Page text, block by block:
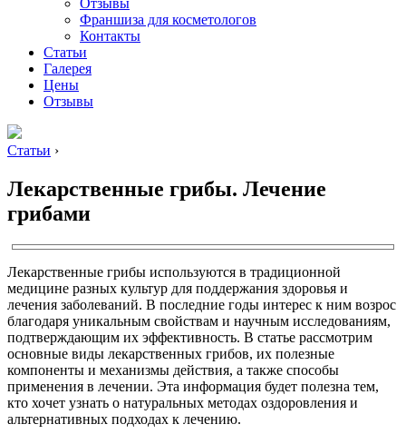
Отзывы
Франшиза для косметологов
Контакты
Статьи
Галерея
Цены
Отзывы
Статьи ›
Лекарственные грибы. Лечение
грибами
Лекарственные грибы используются в традиционной
медицине разных культур для поддержания здоровья и
лечения заболеваний. В последние годы интерес к ним возрос
благодаря уникальным свойствам и научным исследованиям,
подтверждающим их эффективность. В статье рассмотрим
основные виды лекарственных грибов, их полезные
компоненты и механизмы действия, а также способы
применения в лечении. Эта информация будет полезна тем,
кто хочет узнать о натуральных методах оздоровления и
альтернативных подходах к лечению.